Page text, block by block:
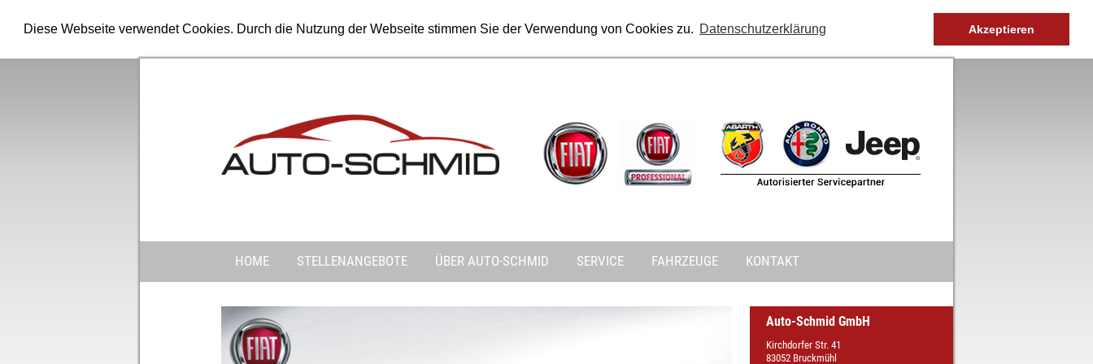
Diese Webseite verwendet Cookies. Durch die Nutzung der Webseite stimmen Sie der Verwendung von Cookies zu. Datenschutzerklärung Akzeptieren
HOME STELLENANGEBOTE ÜBER AUTO-SCHMID SERVICE FAHRZEUGE KONTAKT
Auto-Schmid GmbH
Kirchdorfer Str. 41
83052 Bruckmühl